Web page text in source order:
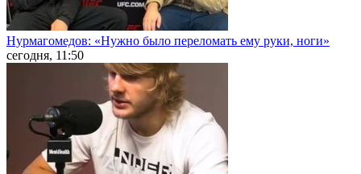
Нурмагомедов: «Нужно было переломать ему руки, ноги»
сегодня, 11:50